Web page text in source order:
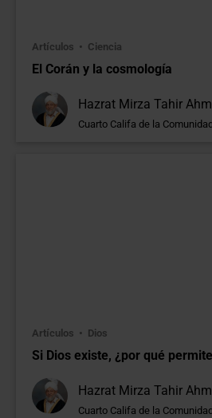
Artículos Ciencia
El Corán y la cosmología
Hazrat Mirza Tahir
Cuarto Califa de la
Artículos Dios
Si Dios existe, ¿por qué
Hazrat Mirza Tahir
Cuarto Califa de la